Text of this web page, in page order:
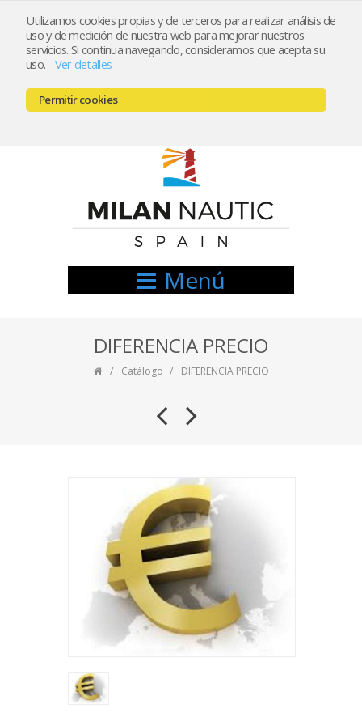
Utilizamos cookies propias y de terceros para realizar análisis de
uso y de medición de nuestra web para mejorar nuestros
servicios. Si continua navegando, consideramos que acepta su
uso. - Ver detalles
Permitir cookies
Registrarse Mi cuenta
666521122 // 654999333
Menú
DIFERENCIA PRECIO
Catálogo DIFERENCIA PRECIO